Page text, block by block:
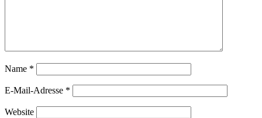
Name *
E-Mail-Adresse *
Website